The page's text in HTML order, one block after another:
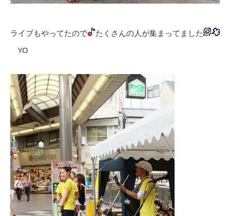
ライブもやってたので
たくさんの人が集まってました
YO